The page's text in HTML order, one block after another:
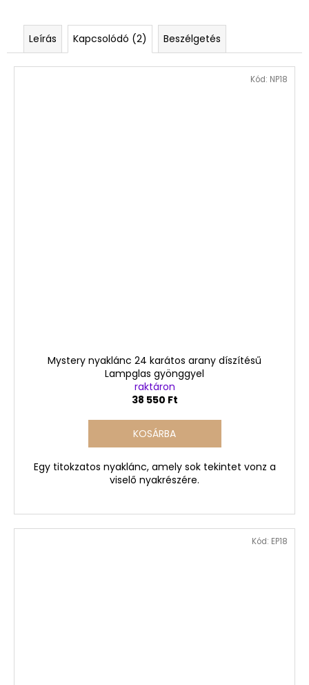
Leírás Kapcsolódó (2) Beszélgetés
Mystery nyaklánc 24 karátos arany díszítésű
Lampglas gyönggyel
raktáron
38 550 Ft
KOSÁRBA
Egy titokzatos nyaklánc, amely sok tekintet vonz a
viselő nyakrészére.
Kód: NP18
Kód: EP18